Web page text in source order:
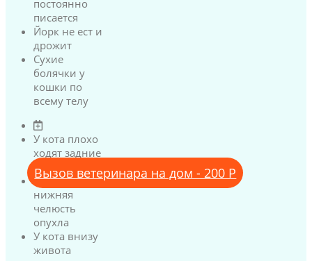
Вызов ветеринара на дом - 200 Р
постоянно
писается
Йорк не ест и
дрожит
Сухие
болячки у
кошки по
всему телу
У кота плохо
ходят задние
лапы
У кота
нижняя
челюсть
опухла
У кота внизу
живота